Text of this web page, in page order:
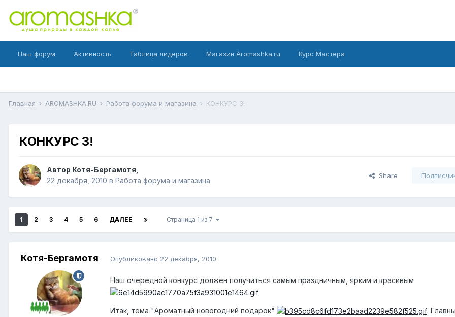
Наш форум Активность Таблица лидеров Магазин Aromashka.ru Курс Мастера
Главная AROMASHKA.RU Работа форума и магазина КОНКУРС 3!
КОНКУРС 3!
Автор Котя-Бергамотя
22 декабря, 2010 в Работа форума и магазина
Share
1 2 3 4 5 6 ДАЛЕЕ Страница 1 из 7
Котя-Бергамотя Опубликовано 22 декабря, 2010
Наш очередной конкурс должен получиться самым праздничным, ярким и красивым
Итак, тема "Ароматный новогодний подарок"
.